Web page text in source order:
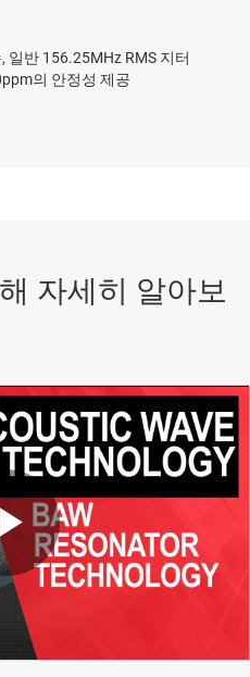
일반 156.25MHz RMS 지터
의 안정성 제공
자세히 알아보
Play